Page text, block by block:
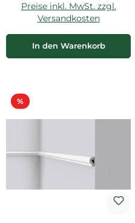
Preise inkl. MwSt. zzgl.
Versandkosten
In den Warenkorb
%Rabatt